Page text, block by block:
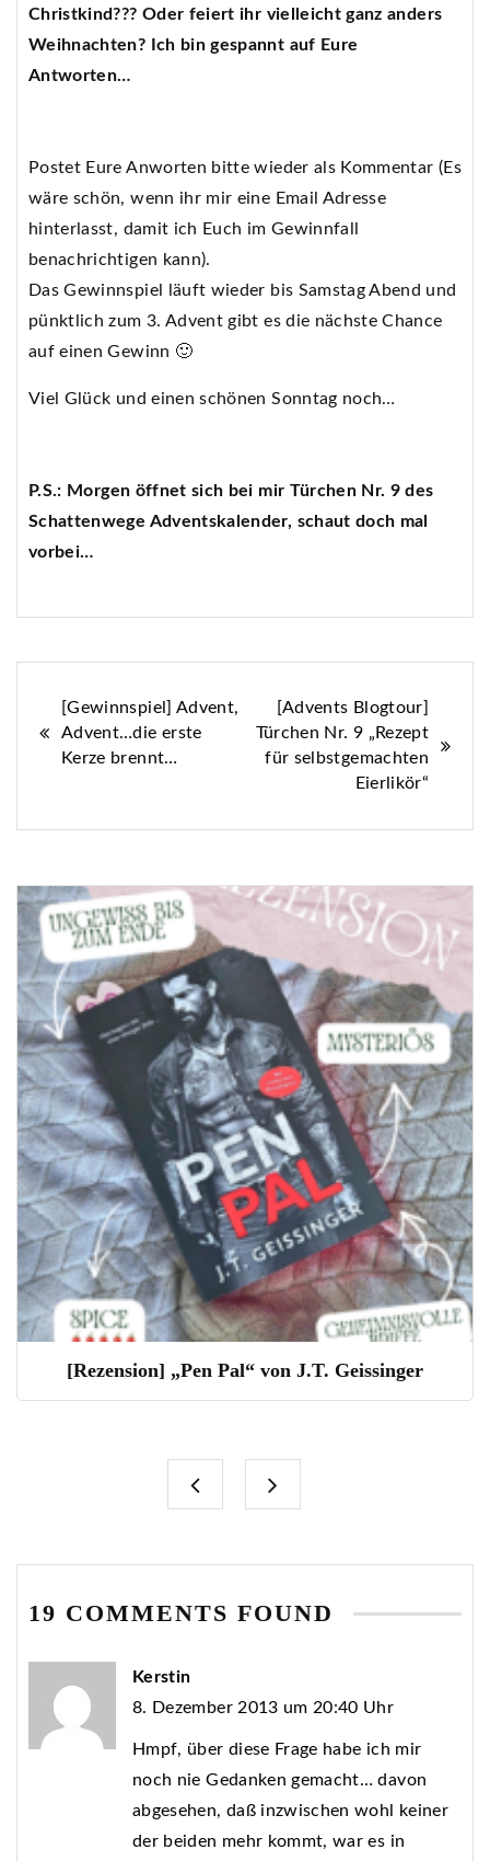
Christkind??? Oder feiert ihr vielleicht ganz anders
Weihnachten? Ich bin gespannt auf Eure
Antworten…
Postet Eure Anworten bitte wieder als Kommentar (Es
wäre schön, wenn ihr mir eine Email Adresse
hinterlasst, damit ich Euch im Gewinnfall
benachrichtigen kann).
Das Gewinnspiel läuft wieder bis Samstag Abend und
pünktlich zum 3. Advent gibt es die nächste Chance
auf einen Gewinn 🙂
Viel Glück und einen schönen Sonntag noch…
P.S.: Morgen öffnet sich bei mir Türchen Nr. 9 des
Schattenwege Adventskalender, schaut doch mal
vorbei…
Beitragsnavigation
[Gewinnspiel] Advent,
Advent…die erste
Kerze brennt…
[Advents Blogtour]
Türchen Nr. 9 „Rezept
für selbstgemachten
Eierlikör“
[Rezension] „Pen Pal“ von J.T. Geissinger
19 COMMENTS FOUND
Kerstin
8. Dezember 2013 um 20:40 Uhr
Hmpf, über diese Frage habe ich mir
noch nie Gedanken gemacht… davon
abgesehen, daß inzwischen wohl keiner
der beiden mehr kommt, war es in